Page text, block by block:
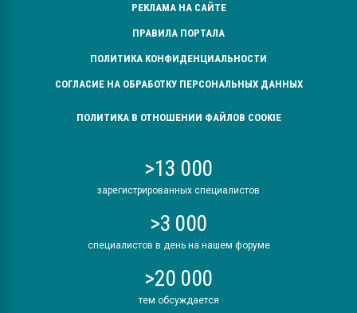
РЕКЛАМА НА САЙТЕ
ПРАВИЛА ПОРТАЛА
ПОЛИТИКА КОНФИДЕНЦИАЛЬНОСТИ
СОГЛАСИЕ НА ОБРАБОТКУ ПЕРСОНАЛЬНЫХ ДАННЫХ
ПОЛИТИКА В ОТНОШЕНИИ ФАЙЛОВ COOKIE
>13 000
зарегистрированных специалистов
>3 000
специалистов в день на нашем форуме
>20 000
тем обсуждается